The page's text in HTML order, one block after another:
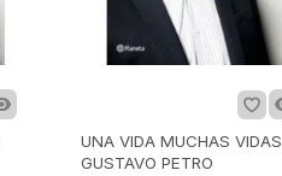
UNA VIDA MUCHAS VIDAS
GUSTAVO PETRO